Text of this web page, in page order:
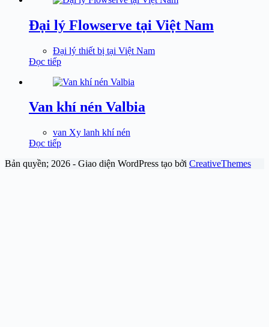
Đại lý Flowserve tại Việt Nam
Đại lý thiết bị tại Việt Nam
Đọc tiếp
Van khí nén Valbia
van Xy lanh khí nén
Đọc tiếp
Bản quyền; 2026 - Giao diện WordPress tạo bởi CreativeThemes